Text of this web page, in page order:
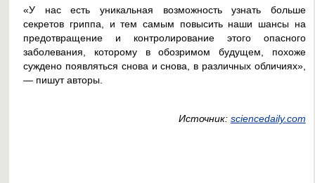
«У нас есть уникальная возможность узнать больше
секретов гриппа, и тем самым повысить наши шансы на
предотвращение и контролирование этого опасного
заболевания, которому в обозримом будущем, похоже
суждено появляться снова и снова, в различных обличиях»,
— пишут авторы.
Источник: sciencedaily.com